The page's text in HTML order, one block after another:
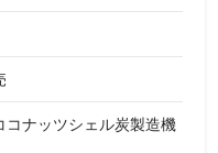
ナッツシェル炭製造機